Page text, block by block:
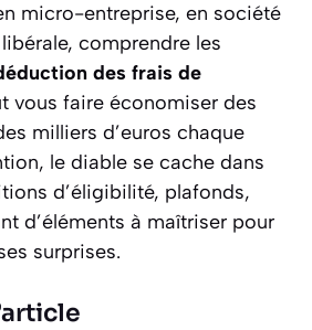
micro-entreprise, en société
comprendre les
des frais de
vous faire économiser des
milliers d’euros chaque
le diable se cache dans
d’éligibilité, plafonds,
d’éléments à maîtriser pour
surprises.